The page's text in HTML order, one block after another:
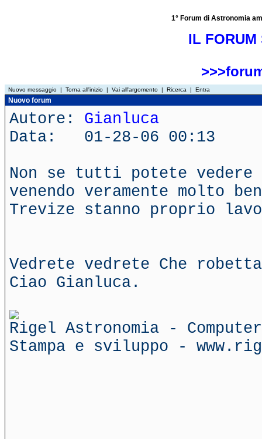
1° Forum di Astronomia
IL FORUM
Nuovo messaggio | Torna all'inizio | Vai all'argomento | Ricerca | Entra
Nuovo forum
Autore: Gianluca
Data: 01-28-06 00:13
Non se tutti potete
venendo veramente molto
Trevize stanno proprio
Vedrete vedrete Che
Ciao Gianluca.
Rigel Astronomia -
Stampa e sviluppo -